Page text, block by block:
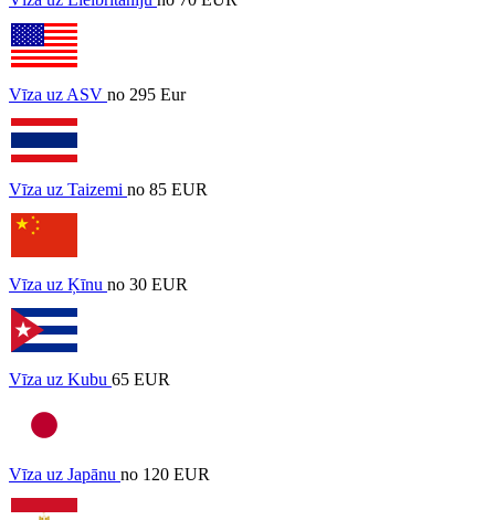
Vīza uz ASV no 295 Eur
Vīza uz Taizemi no 85 EUR
Vīza uz Ķīnu no 30 EUR
Vīza uz Kubu 65 EUR
Vīza uz Japānu no 120 EUR